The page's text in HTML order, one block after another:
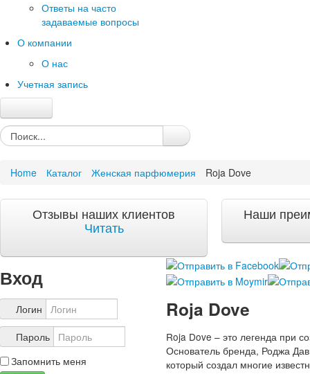
Ответы на часто
задаваемые вопросы
О компании
О нас
Учетная запись
Главная
Каталог
Акции и скидки
Доставка и оплата
Доставка и оплата по Москве
ЧаВо
Ответы на часто задаваемые вопросы
О компании
О нас
Учетная запись
Home Каталог Женская парфюмерия Roja Dove
Отзывы наших клиентов
Читать
Наши
Вход
Логин
Пароль
Запомнить меня
Roja Dove
Roja Dove – это легенда при
Основатель бренда, Роджа
который создал многие